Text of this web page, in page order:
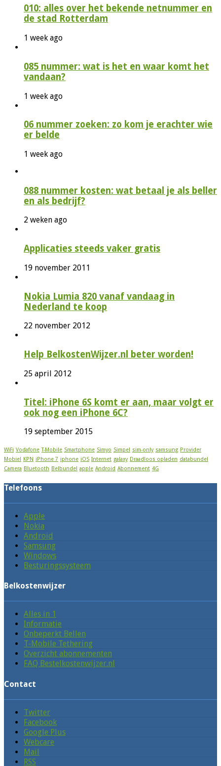
010: alles over het bekende netnummer en
de stad Rotterdam
1 week ago
085 nummer: wat is het en waar komt het
vandaan?
1 week ago
06 nummer zoeken: zo kom je erachter wie
er belde
1 week ago
088 nummer kosten: wat betaal je als beller
en als bedrijf?
2 weken ago
Applicaties steeds vaker gratis
19 november 2011
Nokia Lumia 820 vanaf vandaag in
Nederland te koop
22 november 2012
Help BelkostenWijzer.nl beter worden!
25 april 2012
Titel: iPhone 6S komt er aan, maar volgt er
ook nog een iPhone 6C?
19 september 2015
WiFi Vodafone T-Mobile Smartphone Simyo Simpel sim-only samsung Provider
Mobiel
KPN iPhone 7 iphone iOS Internet galaxy Draadloos opladen databundel
Camera Bluetooth Belbundel apple Android Abonnement 4G
Telefoons
Apple
Nokia
Android
Samsung
Windows
Besturingssysteem
Belkostenwijzer
Alles in 1
Informatie
Onbeperkt Bellen
T-Mobile Tethering
Overzicht abonnementen
FAQ Bestelkostenwijzer.nl
Contact
Twitter
Facebook
Google Plus
Webcare
Mail
RSS